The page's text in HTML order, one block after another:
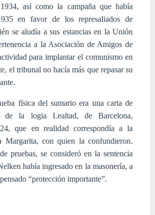
así como la campaña que había
en favor de los represaliados de
se aludía a sus estancias en la Unión
a la Asociación de Amigos de
para implantar el comunismo en
el tribunal no hacía más que repasar su
física del sumario era una carta de
de la logia Lealtad, de Barcelona,
que en realidad correspondía a la
Margarita, con quien la confundieron.
pruebas, se consideró en la sentencia
había ingresado en la masonería, a
“protección importante”.